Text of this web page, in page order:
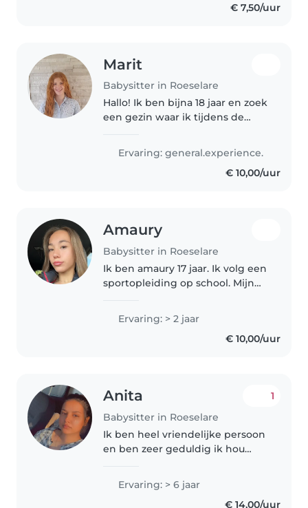
€ 7,50/uur
Marit
Babysitter in Roeselare
Hallo! Ik ben bijna 18 jaar en zoek
een gezin waar ik tijdens de
werken. Ik ben enthousiast,
verantwoordelijk en heb al wat
ervaring met kinderen. Ik..
Ervaring: general.experience.
€ 10,00/uur
Amaury
Babysitter in Roeselare
Ik ben amaury 17 jaar. Ik volg een
sportopleiding op school. Mijn
in like me. Ik hou van zorgen
voor kindjes. Zelf geef ik elke
Ervaring: > 2 jaar
€ 10,00/uur
Anita
Babysitter in Roeselare
1
Ik ben heel vriendelijke persoon
en ben zeer geduldig ik hou
leuke dinge te doen waar ze van
houden ‘ mensen die ook en
Ervaring: > 6 jaar
€ 14,00/uur